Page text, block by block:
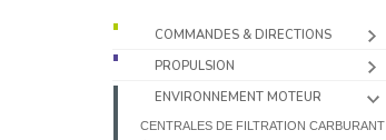
COMMANDES & DIRECTIONS
PROPULSION
ENVIRONNEMENT MOTEUR
CENTRALES DE FILTRATION CARBURANT